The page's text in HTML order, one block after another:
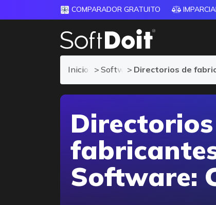
COMPARADOR GRATUITO
Inicio Software para Clínicas
Directorios de
Software: